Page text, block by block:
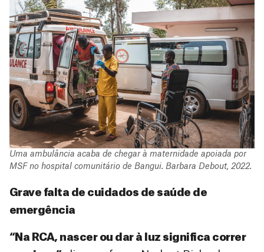
Uma ambulância acaba de chegar à maternidade apoiada por
MSF no hospital comunitário de Bangui. Barbara Debout, 2022.
Grave falta de cuidados de saúde de
emergência
“Na RCA, nascer ou dar à luz significa correr